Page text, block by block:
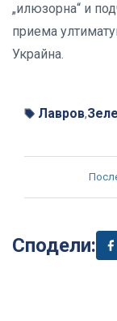
„илюзорна“ и
приема
Украйна.
Лавров,
Сподели: